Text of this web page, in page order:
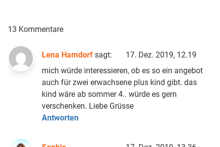
13 Kommentare
Lena Hamdorf sagt:
17. Dez. 2019, 12.19
mich würde interessieren, ob es so ein angebot
auch für zwei erwachsene plus kind gibt. das
kind wäre ab sommer 4.. würde es gern
verschenken. Liebe Grüsse
Antworten